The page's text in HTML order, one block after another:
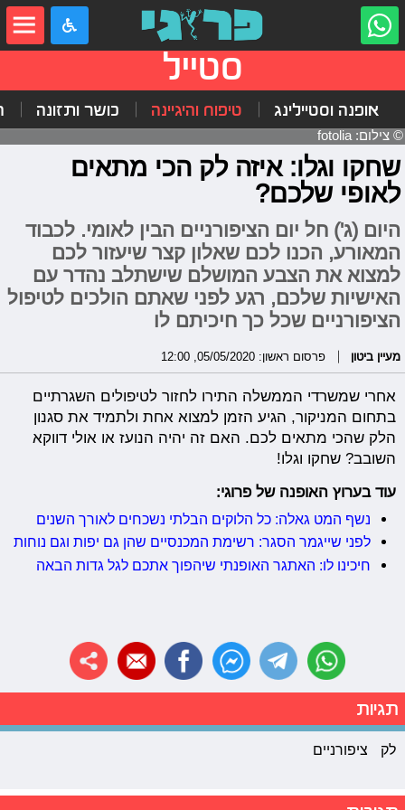
סטייל
אופנה וסטיילינג טיפוח והיגיינה כושר ותזונה
© צילום: fotolia
שחקו וגלו: איזה לק הכי מתאים
לאופי שלכם?
היום (ג') חל יום הציפורניים הבין לאומי. לכבוד
המאורע, הכנו לכם שאלון קצר שיעזור לכם
למצוא את הצבע המושלם שישתלב נהדר עם
האישיות שלכם, רגע לפני שאתם הולכים לטיפול
הציפורניים שכל כך חיכיתם לו
מעיין ביטון פרסום ראשון: 05/05/2020, 12:00
אחרי שמשרדי הממשלה התירו לחזור לטיפולים השגרתיים
בתחום המניקור, הגיע הזמן למצוא אחת ולתמיד את סגנון
הלק שהכי מתאים לכם. האם זה יהיה הנועז או אולי דווקא
השובב? שחקו וגלו!
עוד בערוץ האופנה של פרוגי:
נשף המט גאלה: כל הלוקים הבלתי נשכחים לאורך השנים
לפני שייגמר הסגר: רשימת המכנסיים שהן גם יפות וגם נוחות
חיכינו לו: האתגר האופנתי שיהפוך אתכם לגל גדות הבאה
תגיות
לק ציפורניים